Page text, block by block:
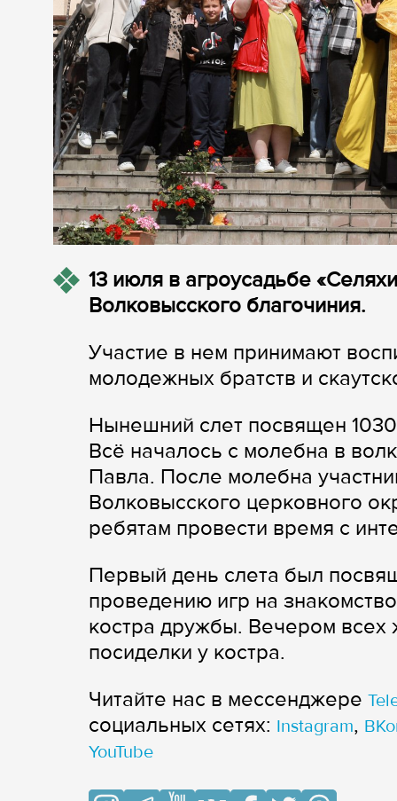
13 июля в агроусадьбе
Волковысского благочиния.
Участие в нем принимают
молодежных братств и
Нынешний слет посвящен
Всё началось с молебна в
Павла. После молебна
Волковысского церковного
ребятам провести время с
Первый день слета был
проведению игр на
костра дружбы. Вечером
посиделки у костра.
Читайте нас в мессенджере
cоциальных сетях: Instagram,
YouTube